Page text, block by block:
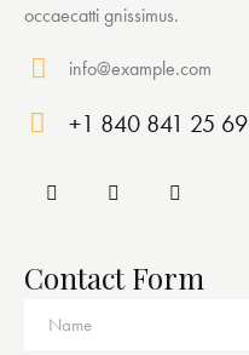
occaecatti gnissimus.
ma
info@example.com
on
+1 840 841 25 69
Contact Form